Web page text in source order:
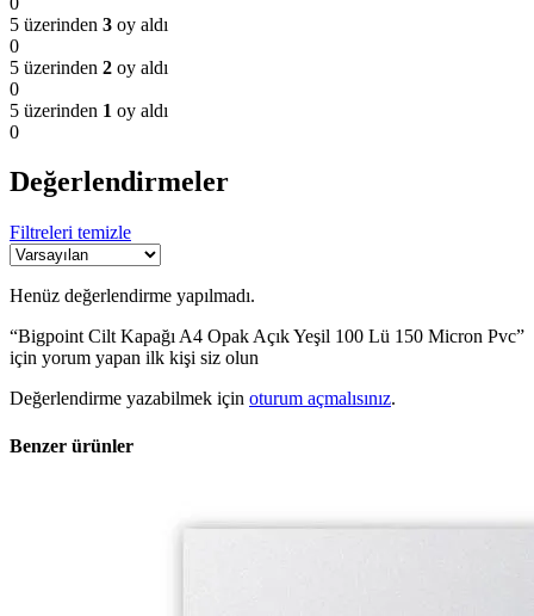
5 üzerinden 3 oy aldı
0
5 üzerinden 2 oy aldı
0
5 üzerinden 1 oy aldı
0
Değerlendirmeler
Filtreleri temizle
Henüz değerlendirme yapılmadı.
“Bigpoint Cilt Kapağı A4 Opak Açık Yeşil 100 Lü 150 Micron Pvc”
için yorum yapan ilk kişi siz olun
Değerlendirme yazabilmek için oturum açmalısınız.
Benzer ürünler